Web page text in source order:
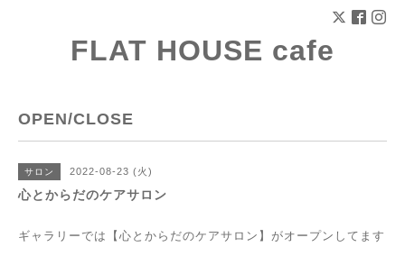
FLAT HOUSE cafe
OPEN/CLOSE
サロン 2022-08-23 (火)
心とからだのケアサロン
ギャラリーでは【心とからだのケアサロン】がオープンしてます